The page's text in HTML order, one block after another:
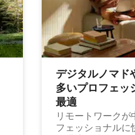
デジタルノマド
多⁠いプ⁠ロ⁠フ⁠ェ⁠ッ⁠
最⁠適
リモートワークが
フェッショナルに